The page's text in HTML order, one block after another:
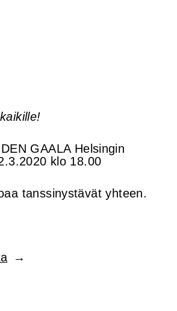
GAALA Helsingin
klo 18.00
tanssinystävät yhteen.
”TANSSIN